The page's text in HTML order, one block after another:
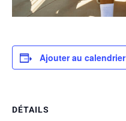
Ajouter au calendrier
DÉTAILS